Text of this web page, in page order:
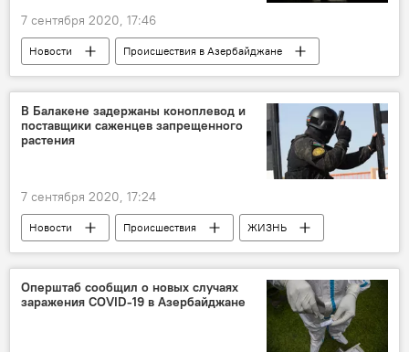
7 сентября 2020, 17:46
Новости
Происшествия в Азербайджане
Происшествия
ЖИЗНЬ
Азербайджан
Школьница
перелом
В Балакене задержаны коноплевод и
поставщики саженцев запрещенного
растения
7 сентября 2020, 17:24
Новости Происшествия
ЖИЗНЬ
Азербайджан
Конопля Наркотики
Оперштаб сообщил о новых случаях
заражения COVID-19 в Азербайджане